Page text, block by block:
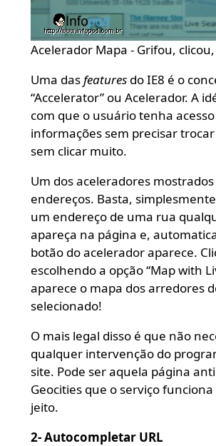
Acelerador Mapa - Grifou,
Uma dasfeaturesdo IE8 é o
“Accelerator” ou Acelerador. A
com que o usuário tenha
informações sem precisar
sem clicar muito.
Um dos aceleradores
endereços. Basta,
um endereço de uma rua
apareça na página e,
botão do acelerador aparece.
escolhendo a opção “Map with
aparece o mapa dos arredores
selecionado!
O mais legal disso é que não
qualquer intervenção do
site. Pode ser aquela página
Geocities que o serviço
jeito.
2- Autocompletar URL